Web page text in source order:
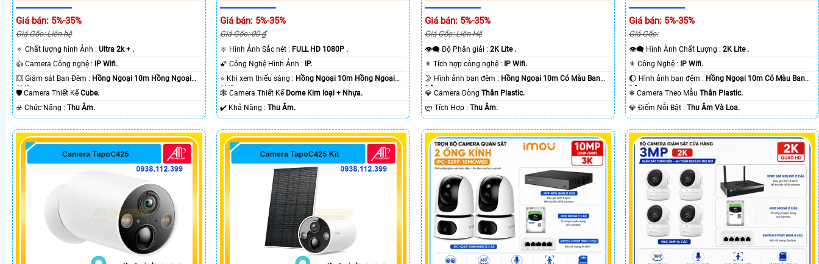
Giá bán: 5%-35%
Giá Gốc: Liên hệ
🔅 Chất lượng hình Ảnh : Ultra 2k + .
👍 Camera Công nghệ :
IP Wifi.
💥 Giám sát Ban Đêm : Hồng Ngoại 10m Hồng Ngoại
SMD.🛡 Camera Thiết Kế Cube.
️☣️ Chức Năng : Thu Âm.
Giá bán: 5%-35%
Giá Gốc: 00 ₫
🔆 Hình Ảnh Sắc nét : FULL HD 1080P .
🌠 Công Nghệ Hình Ảnh :
IP.
⭐ Khi xem thiếu sáng : Hồng Ngoại 10m Hồng Ngoại
SMD.🕸️ Camera Thiết Kế Dome Kim loại + Nhựa.
️✔️ Khả Năng :Thu Âm.
Giá bán: 5%-35%
Giá Gốc: Liên Hệ
👁️‍🗨 Độ Phân giải : 2K Lite .
⚜️ Tích hợp công nghệ :
IP Wifi.
🌛 Hình ảnh ban đêm : Hồng Ngoại 10m Có Màu Ban
Ðêm.💎 Camera Dòng Thân Plastic.
️ლ Tích Hợp : Thu Âm.
Giá bán: 5%-35%
Giá Gốc:
👁️‍🗨 Hình Ành Chất Lượng :2K Lite .
⚜️ Công Nghệ :
IP Wifi.
🌔 Hình ảnh ban đêm : Hồng Ngoại 10m Có Màu Ban
Ðêm.❄ Camera Theo MẫuThân Plastic.
️💎 Điểm Nỗi Bật :Thu Âm Và Loa.